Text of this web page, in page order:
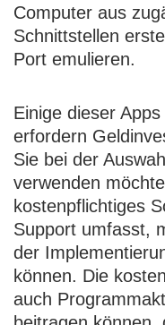
Computer aus
Schnittstellen
Port emulieren.
Einige dieser
erfordern
Sie bei der
verwenden
kostenpflichtiges
Support umfasst,
der
können. Die
auch